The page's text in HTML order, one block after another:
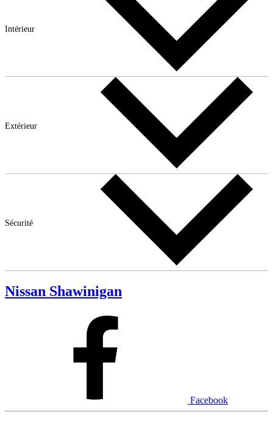
Intérieur
Extérieur
Sécurité
Nissan Shawinigan
Facebook